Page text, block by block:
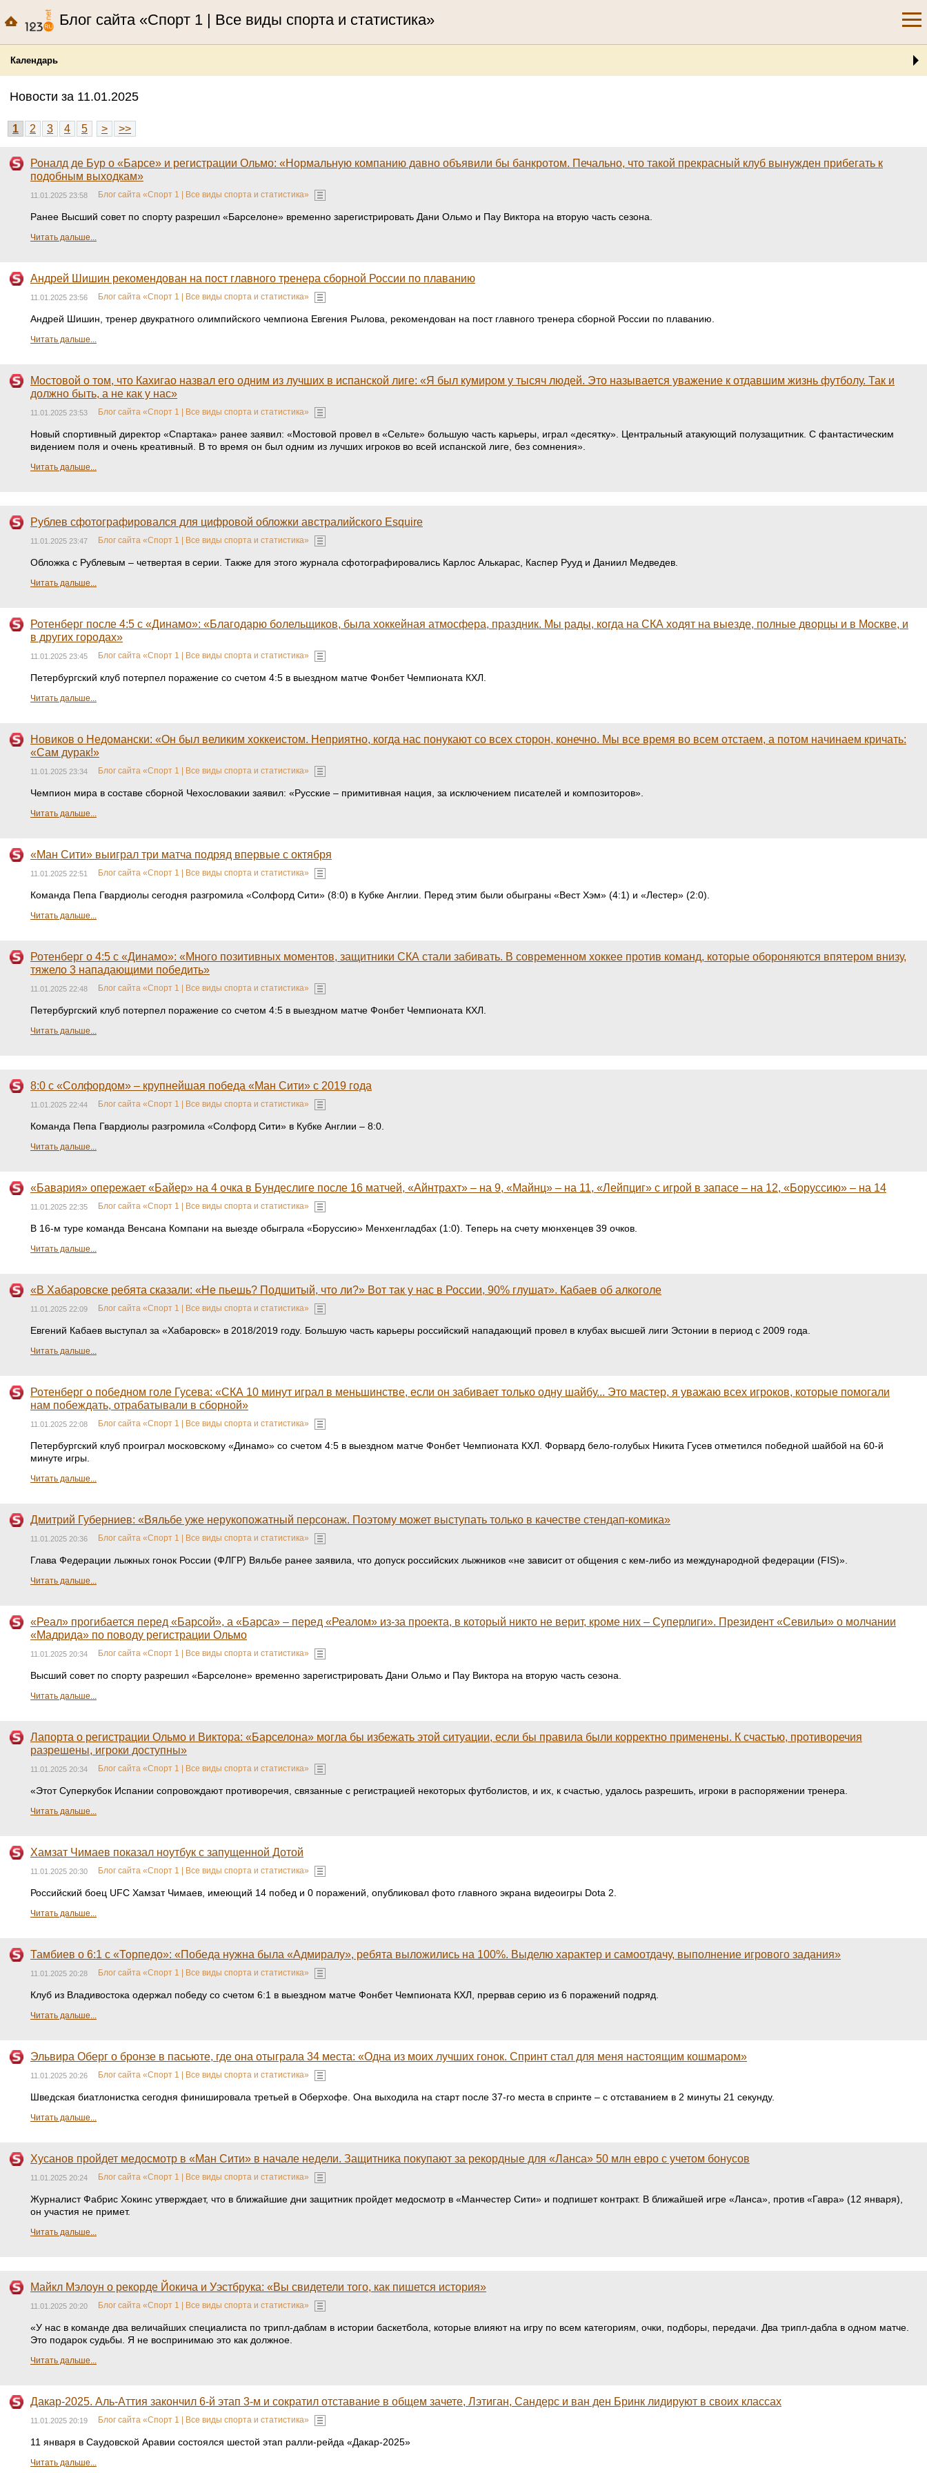
Блог сайта «Спорт 1 | Все виды спорта и статистика»
Календарь
Новости за 11.01.2025
1 2 3 4 5 > >>
Роналд де Бур о «Барсе» и регистрации Ольмо: «Нормальную компанию давно объявили бы банкротом. Печально, что такой прекрасный клуб вынужден прибегать к
подобным выходкам»
11.01.2025 23:58 Блог сайта «Спорт 1 | Все виды спорта и статистика»
Ранее Высший совет по спорту разрешил «Барселоне» временно зарегистрировать Дани Ольмо и Пау Виктора на вторую часть сезона.
Читать дальше...
Андрей Шишин рекомендован на пост главного тренера сборной России по плаванию
11.01.2025 23:56 Блог сайта «Спорт 1 | Все виды спорта и статистика»
Андрей Шишин, тренер двукратного олимпийского чемпиона Евгения Рылова, рекомендован на пост главного тренера сборной России по плаванию.
Читать дальше...
Мостовой о том, что Кахигао назвал его одним из лучших в испанской лиге: «Я был кумиром у тысяч людей. Это называется уважение к отдавшим жизнь футболу. Так и
должно быть, а не как у нас»
11.01.2025 23:53 Блог сайта «Спорт 1 | Все виды спорта и статистика»
Новый спортивный директор «Спартака» ранее заявил: «Мостовой провел в «Сельте» большую часть карьеры, играл «десятку». Центральный атакующий полузащитник. С фантастическим
видением поля и очень креативный. В то время он был одним из лучших игроков во всей испанской лиге, без сомнения».
Читать дальше...
Рублев сфотографировался для цифровой обложки австралийского Esquire
11.01.2025 23:47 Блог сайта «Спорт 1 | Все виды спорта и статистика»
Обложка с Рублевым – четвертая в серии. Также для этого журнала сфотографировались Карлос Алькарас, Каспер Рууд и Даниил Медведев.
Читать дальше...
Ротенберг после 4:5 с «Динамо»: «Благодарю болельщиков, была хоккейная атмосфера, праздник. Мы рады, когда на СКА ходят на выезде, полные дворцы и в Москве, и
в других городах»
11.01.2025 23:45 Блог сайта «Спорт 1 | Все виды спорта и статистика»
Петербургский клуб потерпел поражение со счетом 4:5 в выездном матче Фонбет Чемпионата КХЛ.
Читать дальше...
Новиков о Недомански: «Он был великим хоккеистом. Неприятно, когда нас понукают со всех сторон, конечно. Мы все время во всем отстаем, а потом начинаем кричать:
«Сам дурак!»
11.01.2025 23:34 Блог сайта «Спорт 1 | Все виды спорта и статистика»
Чемпион мира в составе сборной Чехословакии заявил: «Русские – примитивная нация, за исключением писателей и композиторов».
Читать дальше...
«Ман Сити» выиграл три матча подряд впервые с октября
11.01.2025 22:51 Блог сайта «Спорт 1 | Все виды спорта и статистика»
Команда Пепа Гвардиолы сегодня разгромила «Солфорд Сити» (8:0) в Кубке Англии. Перед этим были обыграны «Вест Хэм» (4:1) и «Лестер» (2:0).
Читать дальше...
Ротенберг о 4:5 с «Динамо»: «Много позитивных моментов, защитники СКА стали забивать. В современном хоккее против команд, которые обороняются впятером внизу,
тяжело 3 нападающими победить»
11.01.2025 22:48 Блог сайта «Спорт 1 | Все виды спорта и статистика»
Петербургский клуб потерпел поражение со счетом 4:5 в выездном матче Фонбет Чемпионата КХЛ.
Читать дальше...
8:0 с «Солфордом» – крупнейшая победа «Ман Сити» с 2019 года
11.01.2025 22:44 Блог сайта «Спорт 1 | Все виды спорта и статистика»
Команда Пепа Гвардиолы разгромила «Солфорд Сити» в Кубке Англии – 8:0.
Читать дальше...
«Бавария» опережает «Байер» на 4 очка в Бундеслиге после 16 матчей, «Айнтрахт» – на 9, «Майнц» – на 11, «Лейпциг» с игрой в запасе – на 12, «Боруссию» – на 14
11.01.2025 22:35 Блог сайта «Спорт 1 | Все виды спорта и статистика»
В 16-м туре команда Венсана Компани на выезде обыграла «Боруссию» Менхенгладбах (1:0). Теперь на счету мюнхенцев 39 очков.
Читать дальше...
«В Хабаровске ребята сказали: «Не пьешь? Подшитый, что ли?» Вот так у нас в России, 90% глушат». Кабаев об алкоголе
11.01.2025 22:09 Блог сайта «Спорт 1 | Все виды спорта и статистика»
Евгений Кабаев выступал за «Хабаровск» в 2018/2019 году. Большую часть карьеры российский нападающий провел в клубах высшей лиги Эстонии в период с 2009 года.
Читать дальше...
Ротенберг о победном голе Гусева: «СКА 10 минут играл в меньшинстве, если он забивает только одну шайбу... Это мастер, я уважаю всех игроков, которые помогали
нам побеждать, отрабатывали в сборной»
11.01.2025 22:08 Блог сайта «Спорт 1 | Все виды спорта и статистика»
Петербургский клуб проиграл московскому «Динамо» со счетом 4:5 в выездном матче Фонбет Чемпионата КХЛ. Форвард бело-голубых Никита Гусев отметился победной шайбой на 60-й
минуте игры.
Читать дальше...
Дмитрий Губерниев: «Вяльбе уже нерукопожатный персонаж. Поэтому может выступать только в качестве стендап-комика»
11.01.2025 20:36 Блог сайта «Спорт 1 | Все виды спорта и статистика»
Глава Федерации лыжных гонок России (ФЛГР) Вяльбе ранее заявила, что допуск российских лыжников «не зависит от общения с кем-либо из международной федерации (FIS)».
Читать дальше...
«Реал» прогибается перед «Барсой», а «Барса» – перед «Реалом» из-за проекта, в который никто не верит, кроме них – Суперлиги». Президент «Севильи» о молчании
«Мадрида» по поводу регистрации Ольмо
11.01.2025 20:34 Блог сайта «Спорт 1 | Все виды спорта и статистика»
Высший совет по спорту разрешил «Барселоне» временно зарегистрировать Дани Ольмо и Пау Виктора на вторую часть сезона.
Читать дальше...
Лапорта о регистрации Ольмо и Виктора: «Барселона» могла бы избежать этой ситуации, если бы правила были корректно применены. К счастью, противоречия
разрешены, игроки доступны»
11.01.2025 20:34 Блог сайта «Спорт 1 | Все виды спорта и статистика»
«Этот Суперкубок Испании сопровождают противоречия, связанные с регистрацией некоторых футболистов, и их, к счастью, удалось разрешить, игроки в распоряжении тренера.
Читать дальше...
Хамзат Чимаев показал ноутбук с запущенной Дотой
11.01.2025 20:30 Блог сайта «Спорт 1 | Все виды спорта и статистика»
Российский боец UFC Хамзат Чимаев, имеющий 14 побед и 0 поражений, опубликовал фото главного экрана видеоигры Dota 2.
Читать дальше...
Тамбиев о 6:1 с «Торпедо»: «Победа нужна была «Адмиралу», ребята выложились на 100%. Выделю характер и самоотдачу, выполнение игрового задания»
11.01.2025 20:28 Блог сайта «Спорт 1 | Все виды спорта и статистика»
Клуб из Владивостока одержал победу со счетом 6:1 в выездном матче Фонбет Чемпионата КХЛ, прервав серию из 6 поражений подряд.
Читать дальше...
Эльвира Оберг о бронзе в пасьюте, где она отыграла 34 места: «Одна из моих лучших гонок. Спринт стал для меня настоящим кошмаром»
11.01.2025 20:26 Блог сайта «Спорт 1 | Все виды спорта и статистика»
Шведская биатлонистка сегодня финишировала третьей в Оберхофе. Она выходила на старт после 37-го места в спринте – с отставанием в 2 минуты 21 секунду.
Читать дальше...
Хусанов пройдет медосмотр в «Ман Сити» в начале недели. Защитника покупают за рекордные для «Ланса» 50 млн евро с учетом бонусов
11.01.2025 20:24 Блог сайта «Спорт 1 | Все виды спорта и статистика»
Журналист Фабрис Хокинс утверждает, что в ближайшие дни защитник пройдет медосмотр в «Манчестер Сити» и подпишет контракт. В ближайшей игре «Ланса», против «Гавра» (12 января),
он участия не примет.
Читать дальше...
Майкл Мэлоун о рекорде Йокича и Уэстбрука: «Вы свидетели того, как пишется история»
11.01.2025 20:20 Блог сайта «Спорт 1 | Все виды спорта и статистика»
«У нас в команде два величайших специалиста по трипл-даблам в истории баскетбола, которые влияют на игру по всем категориям, очки, подборы, передачи. Два трипл-дабла в одном матче.
Это подарок судьбы. Я не воспринимаю это как должное.
Читать дальше...
Дакар-2025. Аль-Аттия закончил 6-й этап 3-м и сократил отставание в общем зачете, Лэтиган, Сандерс и ван ден Бринк лидируют в своих классах
11.01.2025 20:19 Блог сайта «Спорт 1 | Все виды спорта и статистика»
11 января в Саудовской Аравии состоялся шестой этап ралли-рейда «Дакар-2025»
Читать дальше...